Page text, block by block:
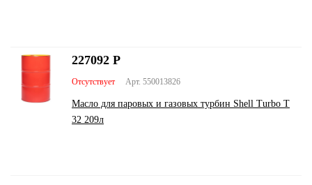
Арт. 550013826
Отсутствует
Масло для паровых и газовых турбин Shell Turbo T
32 209л
227092 Р